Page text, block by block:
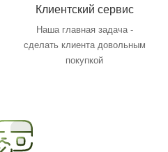
Клиентский сервис
Наша главная задача -
сделать клиента довольным
покупкой